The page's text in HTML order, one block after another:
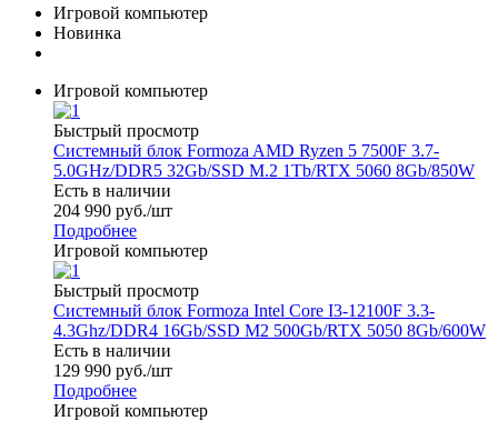
Игровой компьютер
Новинка
Игровой компьютер
Быстрый просмотр
Системный блок Formoza AMD Ryzen 5 7500F 3.7-
5.0GHz/DDR5 32Gb/SSD M.2 1Tb/RTX 5060 8Gb/850W
Есть в наличии
204 990 руб./шт
Подробнее
Игровой компьютер
Быстрый просмотр
Системный блок Formoza Intel Core I3-12100F 3.3-
4.3Ghz/DDR4 16Gb/SSD M2 500Gb/RTX 5050 8Gb/600W
Есть в наличии
129 990 руб./шт
Подробнее
Игровой компьютер